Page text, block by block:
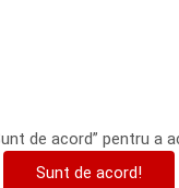
de acord” pentru a
Sunt de acord!